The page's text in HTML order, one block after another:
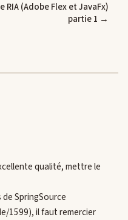
RIA (Adobe Flex et JavaFx)
partie 1 →
qualité, mettre le
SpringSource
1599), il faut remercier